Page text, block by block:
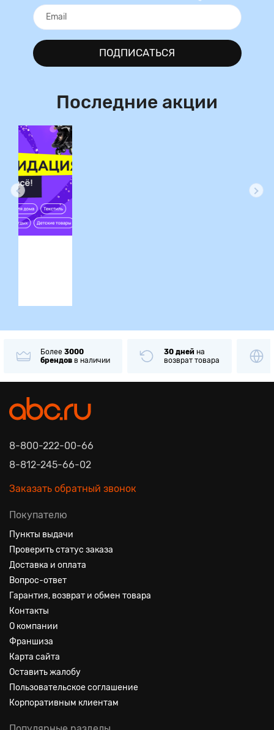
ПОДПИСАТЬСЯ
Последние акции
Более 3000
брендов в наличии
30 дней на
возврат товара
8-800-222-00-66
8-812-245-66-02
Заказать обратный звонок
Покупателю
Пункты выдачи
Проверить статус заказа
Доставка и оплата
Вопрос-ответ
Гарантия, возврат и обмен товара
Контакты
О компании
Франшиза
Карта сайта
Оставить жалобу
Пользовательское соглашение
Корпоративным клиентам